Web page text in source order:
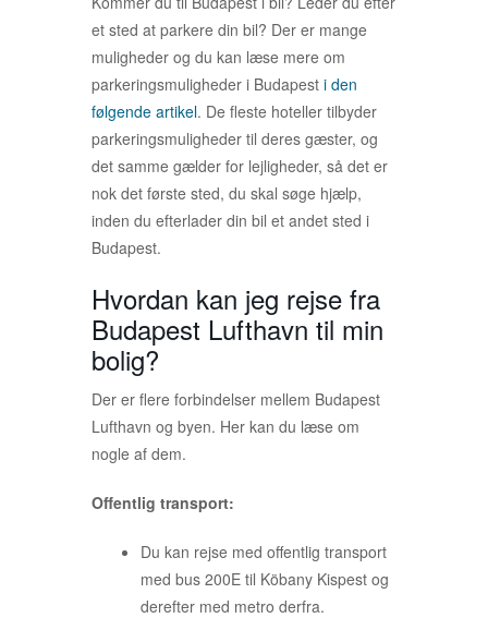
et sted at parkere din bil? Der er mange
muligheder og du kan læse mere om
parkeringsmuligheder i Budapest i den
følgende artikel. De fleste hoteller tilbyder
parkeringsmuligheder til deres gæster, og
det samme gælder for lejligheder, så det er
nok det første sted, du skal søge hjælp,
inden du efterlader din bil et andet sted i
Budapest.
Hvordan kan jeg rejse fra
Budapest Lufthavn til min
bolig?
Der er flere forbindelser mellem Budapest
Lufthavn og byen. Her kan du læse om
nogle af dem.
Offentlig transport:
Du kan rejse med offentlig transport
med bus 200E til Köbany Kispest og
derefter med metro derfra.